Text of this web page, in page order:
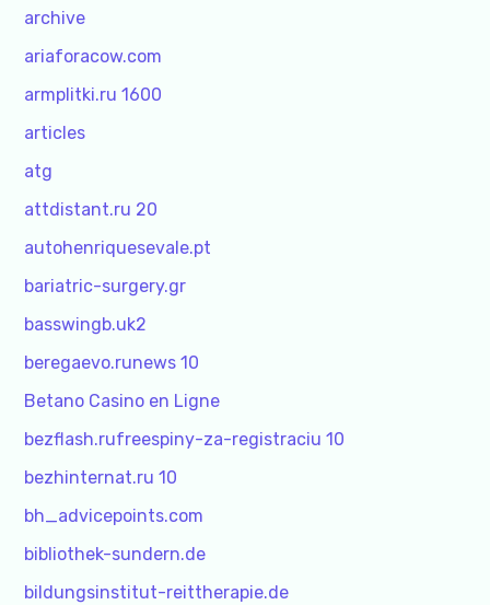
archive
ariaforacow.com
armplitki.ru 1600
articles
atg
attdistant.ru 20
autohenriquesevale.pt
bariatric-surgery.gr
basswingb.uk2
beregaevo.runews 10
Betano Casino en Ligne
bezflash.rufreespiny-za-registraciu 10
bezhinternat.ru 10
bh_advicepoints.com
bibliothek-sundern.de
bildungsinstitut-reittherapie.de